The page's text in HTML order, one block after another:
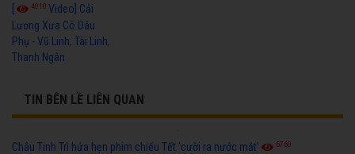
[ 4010 Video] Cải
Lương Xưa Cô Dâu
Phụ - Vũ Linh, Tài Linh,
Thanh Ngân
TIN BÊN LỀ LIÊN QUAN
Châu Tinh Trì hứa hẹn phim chiếu Tết 'cười ra nước mắt' 6760